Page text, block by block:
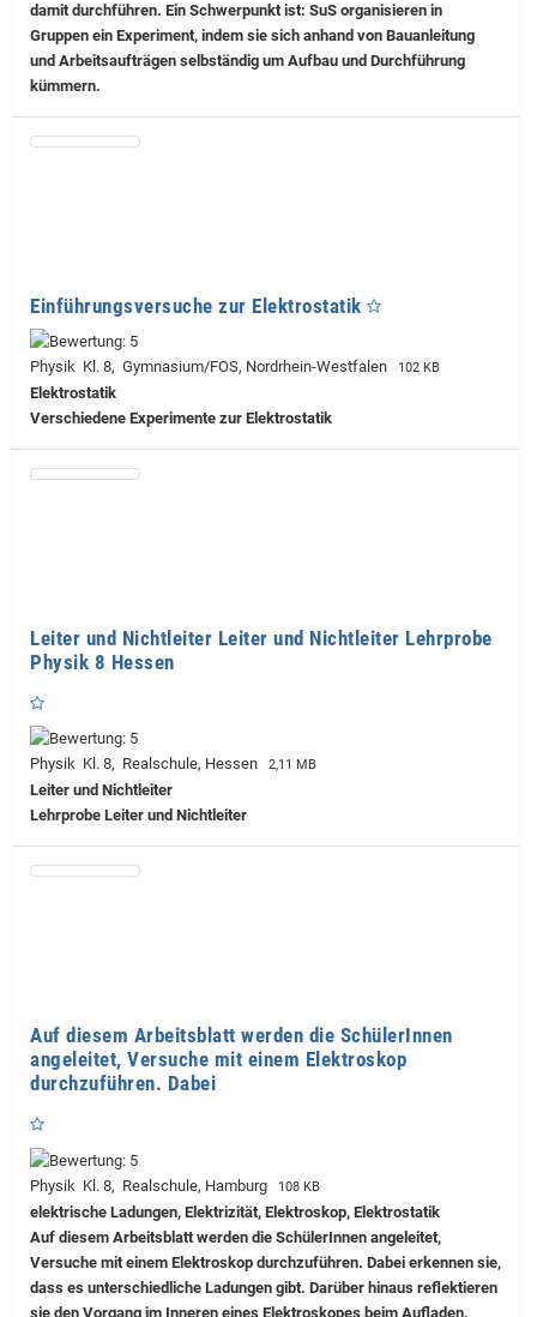
damit durchführen. Ein Schwerpunkt ist: SuS organisieren in
Gruppen ein Experiment, indem sie sich anhand von Bauanleitung
und Arbeitsaufträgen selbständig um Aufbau und Durchführung
kümmern.
Einführungsversuche zur Elektrostatik
Physik Kl. 8, Gymnasium/FOS, Nordrhein-Westfalen 102 KB
Elektrostatik
Verschiedene Experimente zur Elektrostatik
Leiter und Nichtleiter Leiter und Nichtleiter Lehrprobe
Physik 8 Hessen
Physik Kl. 8, Realschule, Hessen 2,11 MB
Leiter und Nichtleiter
Lehrprobe Leiter und Nichtleiter
Auf diesem Arbeitsblatt werden die SchülerInnen
angeleitet, Versuche mit einem Elektroskop
durchzuführen. Dabei
Physik Kl. 8, Realschule, Hamburg 108 KB
elektrische Ladungen, Elektrizität, Elektroskop, Elektrostatik
Auf diesem Arbeitsblatt werden die SchülerInnen angeleitet,
Versuche mit einem Elektroskop durchzuführen. Dabei erkennen sie,
dass es unterschiedliche Ladungen gibt. Darüber hinaus reflektieren
sie den Vorgang im Inneren eines Elektroskopes beim Aufladen.